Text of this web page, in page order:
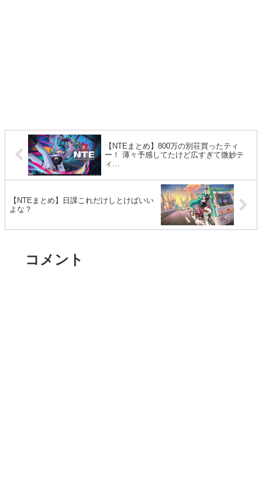
【NTEまとめ】800万の別荘買ったティ
ー！ 薄々予感してたけど広すぎて微妙テ
ィ…
【NTEまとめ】日課これだけしとけばいい
よな？
コメント